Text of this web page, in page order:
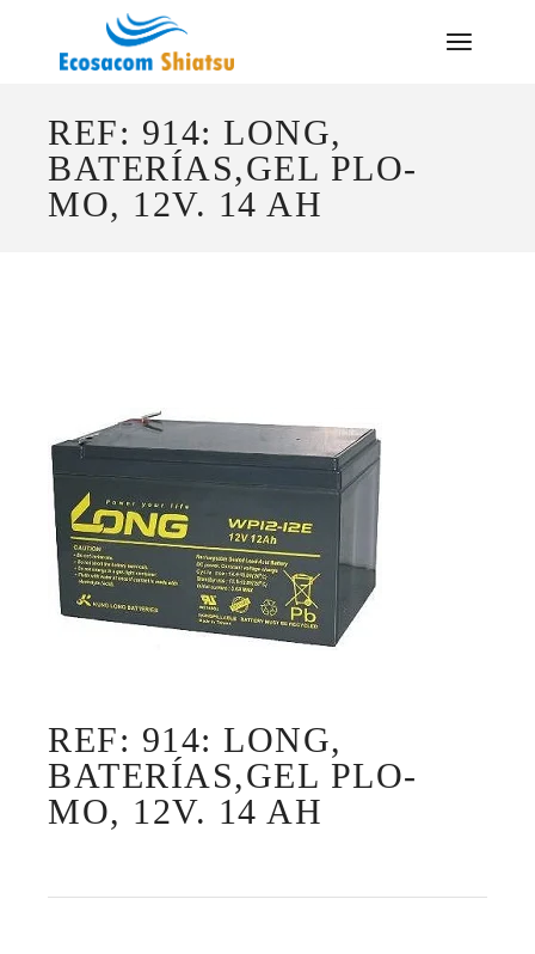
REF: 914: LONG,
BATERÍAS,GEL PLO-
MO, 12V. 14 AH
REF: 914: LONG,
BATERÍAS,GEL PLO-
MO, 12V. 14 AH